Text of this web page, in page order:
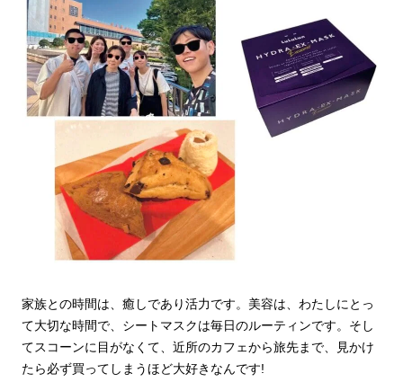
家族との時間は、癒しであり活力です。美容は、わたしにとっ
て大切な時間で、シートマスクは毎日のルーティンです。そし
てスコーンに目がなくて、近所のカフェから旅先まで、見かけ
たら必ず買ってしまうほど大好きなんです!